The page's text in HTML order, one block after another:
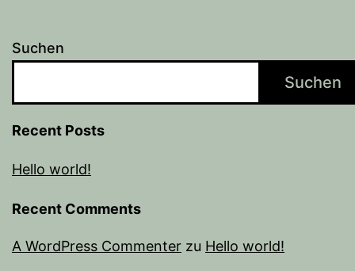
Suchen
Suchen
Recent Posts
Hello world!
Recent Comments
A WordPress Commenter zu Hello world!